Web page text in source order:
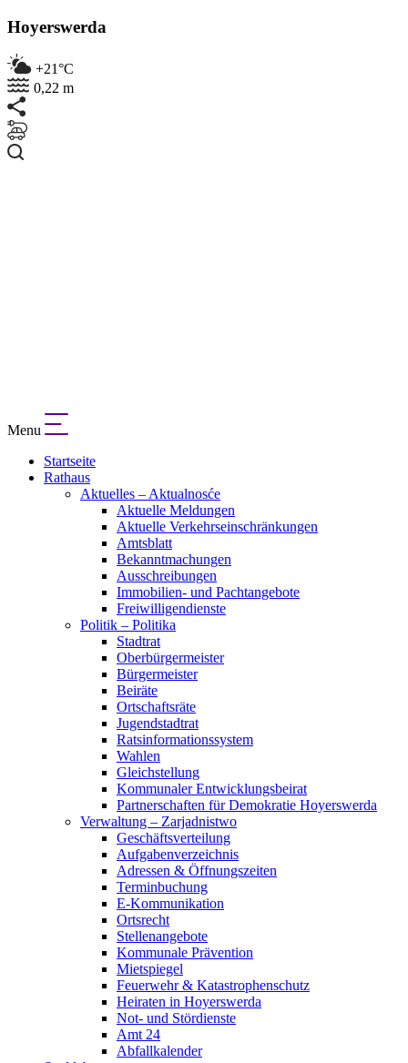
Hoyerswerda
+21°C
0,22 m
Menu
Startseite
Rathaus
Aktuelles – Aktualnosće
Aktuelle Meldungen
Aktuelle Verkehrseinschränkungen
Amtsblatt
Bekanntmachungen
Ausschreibungen
Immobilien- und Pachtangebote
Freiwilligendienste
Politik – Politika
Stadtrat
Oberbürgermeister
Bürgermeister
Beiräte
Ortschaftsräte
Jugendstadtrat
Ratsinformationssystem
Wahlen
Gleichstellung
Kommunaler Entwicklungsbeirat
Partnerschaften für Demokratie Hoyerswerda
Verwaltung – Zarjadnistwo
Geschäftsverteilung
Aufgabenverzeichnis
Adressen & Öffnungszeiten
Terminbuchung
E-Kommunikation
Ortsrecht
Stellenangebote
Kommunale Prävention
Mietspiegel
Feuerwehr & Katastrophenschutz
Heiraten in Hoyerswerda
Not- und Stördienste
Amt 24
Abfallkalender